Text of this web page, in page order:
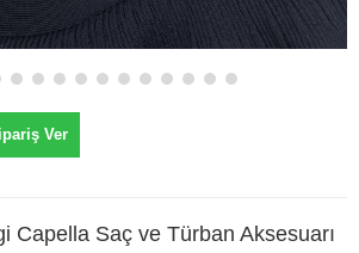
Ver
Capella Saç ve Türban Aksesuarı